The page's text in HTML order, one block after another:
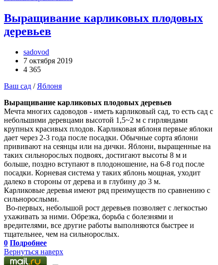
Выращивание карликовых плодовых
деревьев
sadovod
7 октября 2019
4 365
Ваш сад / Яблоня
Выращивание карликовых плодовых деревьев
Мечта многих садоводов - иметь карликовый сад, то есть сад с
небольшими деревцами высотой 1,5~2 м с гирляндами
крупных красивых плодов. Карликовая яблоня первые яблоки
дает через 2-3 года после посадки. Обычные сорта яблони
прививают на сеянцы или на дички. Яблони, выращенные на
таких сильнорослых подвоях, достигают высоты 8 м и
больше, поздно вступают в плодоношение, на 6-8 год после
посадки. Корневая система у таких яблонь мощная, уходит
далеко в стороны от дерева и в глубину до 3 м.
Карликовые деревья имеют ряд преимуществ по сравнению с
сильнорослыми.
Во-первых, небольшой рост деревьев позволяет с легкостью
ухаживать за ними. Обрезка, борьба с болезнями и
вредителями, все другие работы выполняются быстрее и
тщательнее, чем на сильнорослых.
0 Подробнее
Вернуться наверх